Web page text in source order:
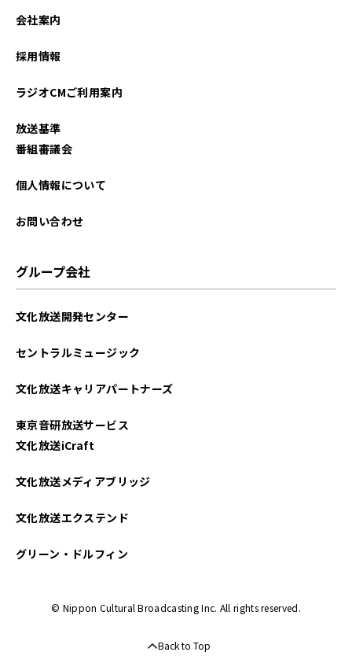
会社案内
採用情報
ラジオCMご利用案内
放送基準
番組審議会
個人情報について
お問い合わせ
グループ会社
文化放送開発センター
セントラルミュージック
文化放送キャリアパートナーズ
東京音研放送サービス
文化放送iCraft
文化放送メディアブリッジ
文化放送エクステンド
グリーン・ドルフィン
© Nippon Cultural Broadcasting Inc. All rights reserved.
Back to Top